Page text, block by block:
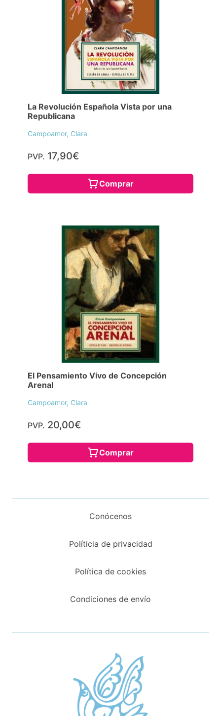
La Revolución Española Vista por una
Republicana
Campoamor, Clara
PVP. 17,90€
Comprar
El Pensamiento Vivo de Concepción
Arenal
Campoamor, Clara
PVP. 20,00€
Comprar
Conócenos
Políticia de privacidad
Política de cookies
Condiciones de envío